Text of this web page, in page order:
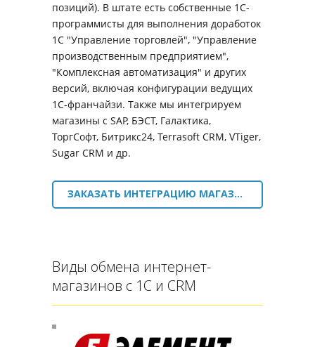
позиций). В штате есть собственные 1С-
программисты для выполнения доработок
1С "Управление торговлей", "Управление
производственным предприятием",
"Комплексная автоматизация" и других
версий, включая конфигурации ведущих
1С-франчайзи. Также мы интегрируем
магазины с SAP, БЭСТ, Галактика,
ТоргСофт, Битрикс24, Terrasoft CRM, VTiger,
Sugar CRM и др.
ЗАКАЗАТЬ ИНТЕГРАЦИЮ МАГАЗИНА С 1С ИЛИ CRM
Виды обмена интернет-
магазинов с 1С и CRM